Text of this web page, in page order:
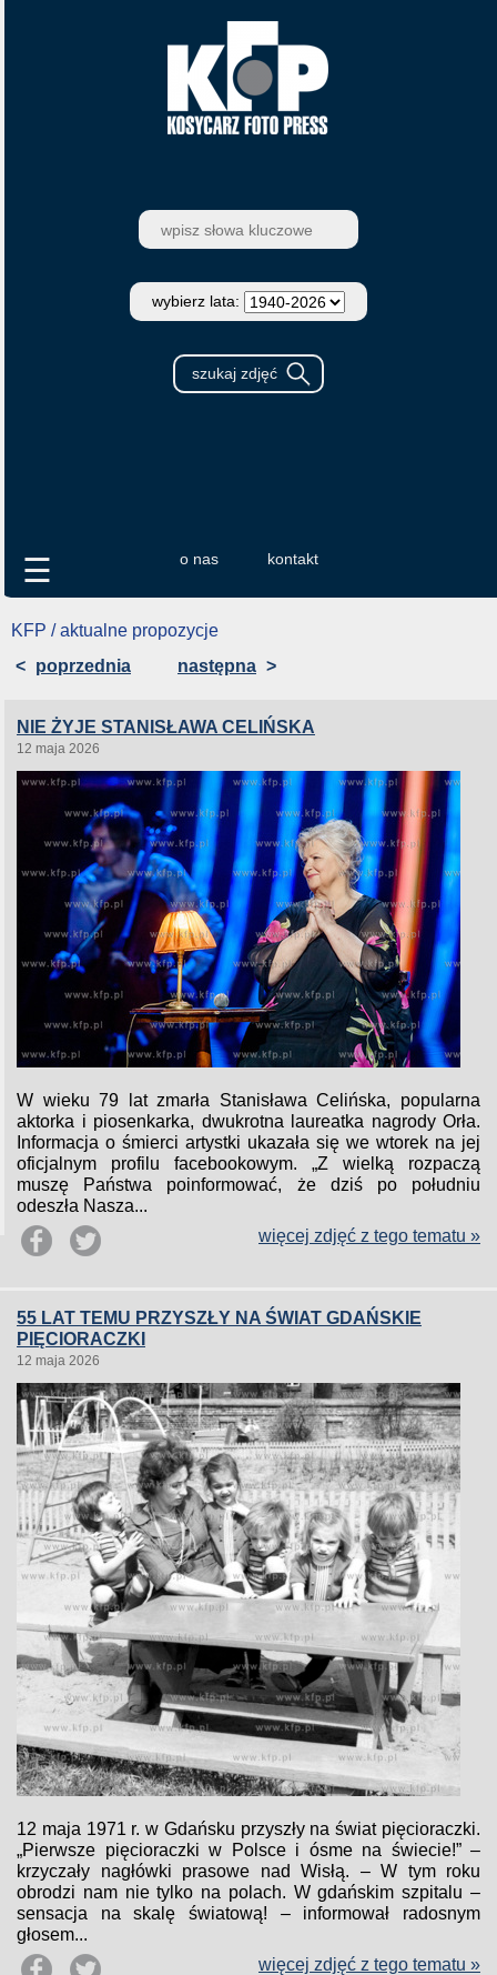
wybierz lata:
o nas kontakt
☰
KFP / aktualne propozycje
< poprzednia następna >
NIE ŻYJE STANISŁAWA CELIŃSKA
12 maja 2026
W wieku 79 lat zmarła Stanisława Celińska, popularna
aktorka i piosenkarka, dwukrotna laureatka nagrody Orła.
Informacja o śmierci artystki ukazała się we wtorek na jej
oficjalnym profilu facebookowym. „Z wielką rozpaczą
muszę Państwa poinformować, że dziś po południu
odeszła Nasza...
więcej zdjęć z tego tematu »
55 LAT TEMU PRZYSZŁY NA ŚWIAT GDAŃSKIE
PIĘCIORACZKI
12 maja 2026
12 maja 1971 r. w Gdańsku przyszły na świat pięcioraczki.
„Pierwsze pięcioraczki w Polsce i ósme na świecie!” –
krzyczały nagłówki prasowe nad Wisłą. – W tym roku
obrodzi nam nie tylko na polach. W gdańskim szpitalu –
sensacja na skalę światową! – informował radosnym
głosem...
więcej zdjęć z tego tematu »